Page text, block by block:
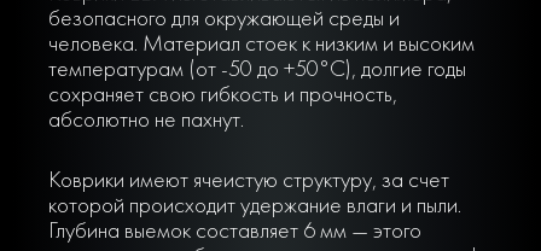
безопасного для окружающей среды и
человека. Материал стоек к низким и высоким
температурам (от -50 до +50°С), долгие годы
сохраняет свою гибкость и прочность,
абсолютно не пахнут.
Коврики имеют ячеистую структуру, за счет
которой происходит удержание влаги и пыли.
Глубина выемок составляет 6 мм — этого